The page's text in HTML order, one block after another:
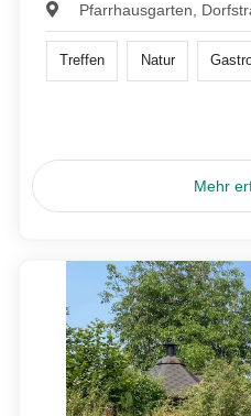
Pfarrhausgarten,
Treffen Natur
Mehr